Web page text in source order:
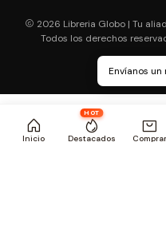
Inicio
HOT
Destacados Comprar
2026 Libreria Globo | Tu
Todos los derechos
Envíanos